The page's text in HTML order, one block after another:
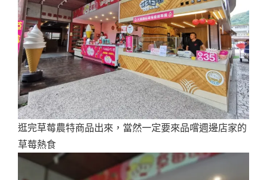
逛完草莓農特商品出來，當然一定要來品嚐週邊店家的
草莓熱食